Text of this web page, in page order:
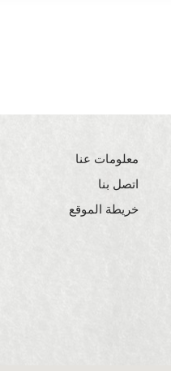
معلومات عنا
اتصل بنا
خريطة الموقع